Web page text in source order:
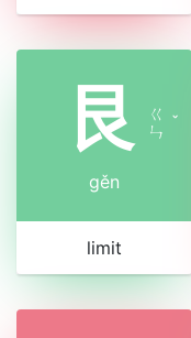
艮
ㄍ
ㄣ ˇ
gěn
limit